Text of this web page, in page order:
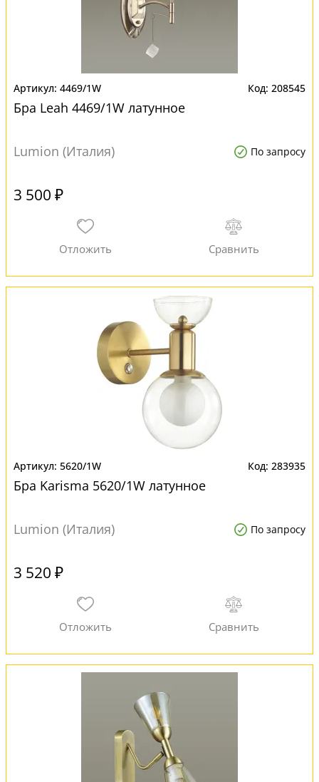
4469/1W 208545
Бра Leah 4469/1W латунное
Lumion (Италия) По запросу
3 500 ₽
5620/1W 283935
Бра Karisma 5620/1W латунное
Lumion (Италия) По запросу
3 520 ₽